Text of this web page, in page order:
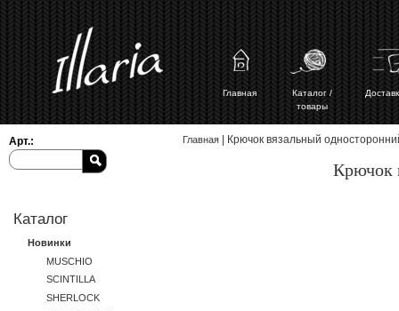
Главная
Каталог /
товары
Арт.:
Каталог
Новинки
MUSCHIO
SCINTILLA
SHERLOCK
Вы здесь
Главная | Крючок вязальный
Крючок